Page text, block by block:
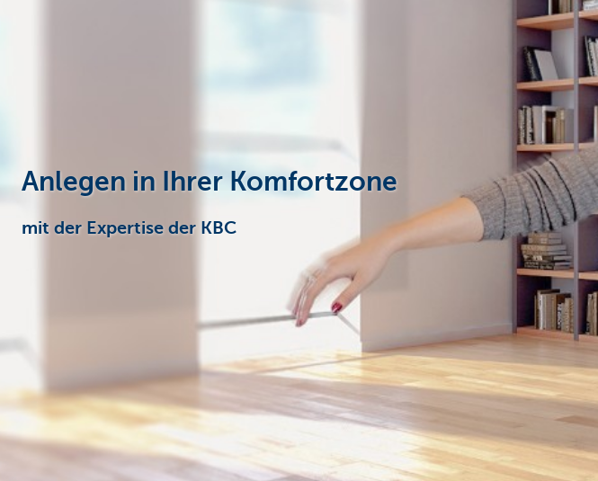
Particulieren
Anlegen in Ihrer Komfortzone
mit der Expertise der KBC